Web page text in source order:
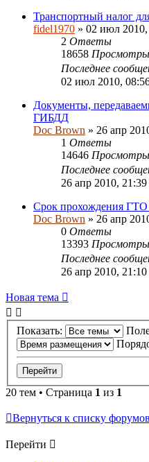
Транспортный налог
fidel1970 » 02 июл
2 Ответы
18658 Просмотры
Последнее
02 июл 2010,
Документы,
ГИБДД
Doc Brown » 26 апр
1 Ответы
14646 Просмотры
Последнее
26 апр 2010, 21:39
Срок прохождения ГТО
Doc Brown » 26 апр
0 Ответы
13393 Просмотры
Последнее
26 апр 2010, 21:10
Новая тема
Показать:
20 тем • Страница 1 из 1
Вернуться к списку форумов
Перейти